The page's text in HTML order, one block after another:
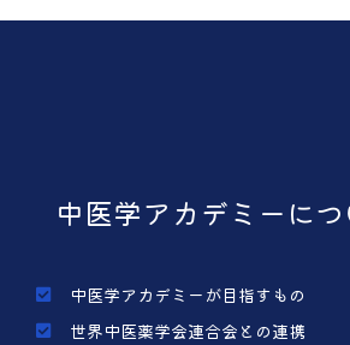
中医学アカデミーにつ
中医学アカデミーが目指すもの
世界中医薬学会連合会との連携